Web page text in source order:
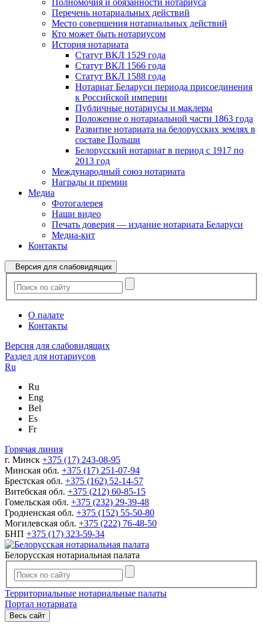
Полномочия и обязанности нотариуса
Перечень нотариальных действий
Место совершения нотариальных действий
Кто может быть нотариусом
История нотариата
Статут ВКЛ 1529 года
Статут ВКЛ 1566 года
Статут ВКЛ 1588 года
Нотариат Беларуси периода присоединения
к Российской империи
Публичные нотариусы и маклеры
Положение о нотариальной части 1863 года
Развитие нотариата на белорусских землях в
составе Польши
Белорусский нотариат в период с 1917 по
2013 год
Международный союз нотариата
Награды и премии
Медиа
Фотогалерея
Наши видео
Печать доверия — издание нотариата Беларуси
Медиа-кит
Контакты
Версия для слабовидящих
О палате
Контакты
Версия для слабовидящих
Раздел для нотариусов
Ru
Ru
Eng
Bel
Es
Fr
Горячая линия
г. Минск +375 (17) 243-08-95
Минская обл. +375 (17) 251-07-94
Брестская обл. +375 (162) 52-14-57
Витебская обл. +375 (212) 60-85-15
Гомельская обл. +375 (232) 29-39-48
Гродненская обл. +375 (152) 55-50-80
Могилевская обл. +375 (222) 76-48-50
БНП +375 (17) 323-59-34
Белорусская нотариальная палата
Территориальные нотариальные палаты
Портал нотариата
Весь сайт